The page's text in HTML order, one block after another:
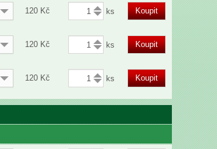
120 Kč Koupit
120 Kč Koupit
120 Kč Koupit